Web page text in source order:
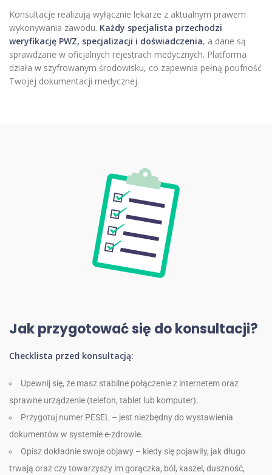
Konsultacje realizują wyłącznie lekarze z aktualnym prawem
wykonywania zawodu. Każdy specjalista przechodzi
weryfikację PWZ, specjalizacji i doświadczenia, a dane są
sprawdzane w oficjalnych rejestrach medycznych. Platforma
działa w szyfrowanym środowisku, co zapewnia pełną poufność
Twojej dokumentacji medycznej.
Jak przygotować się do konsultacji?
Checklista przed konsultacją:
Upewnij się, że masz stabilne połączenie z internetem oraz
sprawne urządzenie (telefon, tablet lub komputer).
Przygotuj numer PESEL – jest niezbędny do wystawienia
dokumentów w systemie e-zdrowie.
Opisz dokładnie swoje objawy – kiedy się pojawiły, jak długo
trwają oraz czy towarzyszy im gorączka, ból, kaszel, duszność,